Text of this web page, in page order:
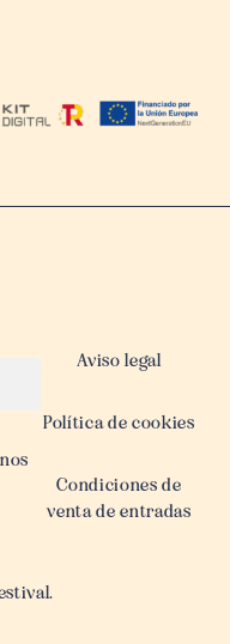
Aviso legal
Política de cookies
Condiciones de
venta de entradas